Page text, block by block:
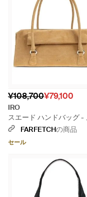
¥108,700¥79,100
IRO
スエード ハンドバッグ -
ックFARFETCHの商品
セール